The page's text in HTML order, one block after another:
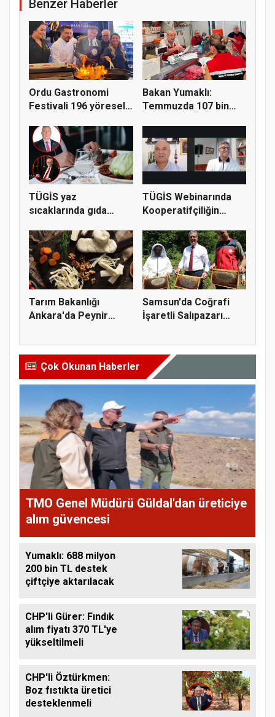
Benzer Haberler
Ordu Gastronomi
Festivali 196 yöresel
Bakan Yumaklı:
Temmuzda 107 bin
TÜGİS yaz
sıcaklarında gıda
TÜGİS Webinarında
Kooperatifçiliğin
Tarım Bakanlığı
Ankara'da Peynir
Samsun'da Coğrafi
İşaretli Salıpazarı
Çok Okunan Haberler
TMO Genel Müdürü Güldal'dan üreticiye
alım güvencesi
Yumaklı: 688 milyon
200 bin TL destek
çiftçiye aktarılacak
CHP'li Gürer: Fındık
alım fiyatı 370 TL'ye
yükseltilmeli
CHP'li Öztürkmen:
Boz fıstıkta üretici
desteklenmeli